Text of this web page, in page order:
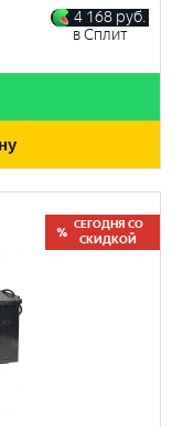
4 168 руб.
в Сплит
СЕГОДНЯ СО
СКИДКОЙ